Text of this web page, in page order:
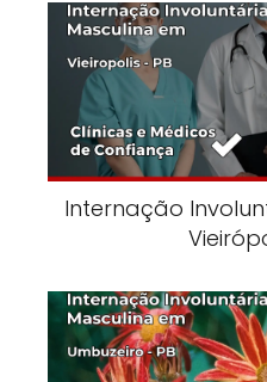
Internação